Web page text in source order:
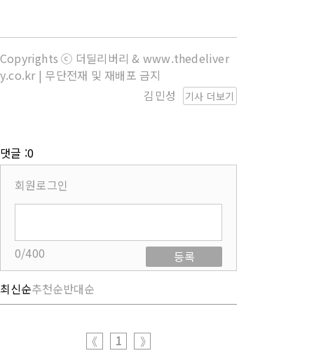
Copyrights ⓒ 더딜리버리 & www.thedeliver
y.co.kr | 무단전재 및 재배포 금지
기사 더보기
김민성
댓글 :0
회원로그인
0/400
등록
최신순추천순반대순
《 1 》